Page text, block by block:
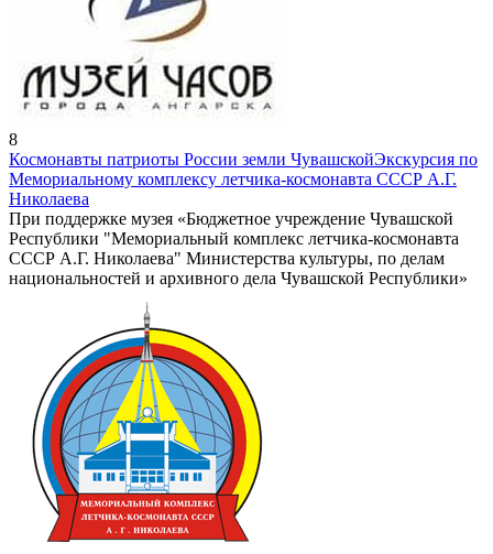
8
Космонавты патриоты России земли ЧувашскойЭкскурсия по
Мемориальному комплексу летчика-космонавта СССР А.Г.
Николаева
При поддержке музея «Бюджетное учреждение Чувашской
Республики "Мемориальный комплекс летчика-космонавта
СССР А.Г. Николаева" Министерства культуры, по делам
национальностей и архивного дела Чувашской Республики»